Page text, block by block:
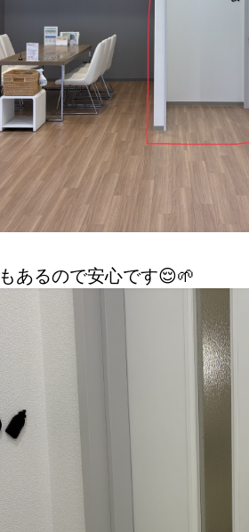
もあるので安心です😌🌱